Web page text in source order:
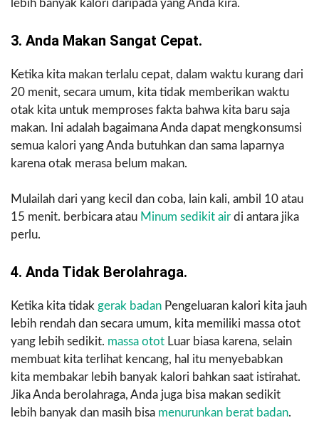
lebih banyak kalori daripada yang Anda kira.
3. Anda Makan Sangat Cepat.
Ketika kita makan terlalu cepat, dalam waktu kurang dari
20 menit, secara umum, kita tidak memberikan waktu
otak kita untuk memproses fakta bahwa kita baru saja
makan. Ini adalah bagaimana Anda dapat mengkonsumsi
semua kalori yang Anda butuhkan dan sama laparnya
karena otak merasa belum makan.
Mulailah dari yang kecil dan coba, lain kali, ambil 10 atau
15 menit. berbicara atau Minum sedikit air di antara jika
perlu.
4. Anda Tidak Berolahraga.
Ketika kita tidak gerak badan Pengeluaran kalori kita jauh
lebih rendah dan secara umum, kita memiliki massa otot
yang lebih sedikit. massa otot Luar biasa karena, selain
membuat kita terlihat kencang, hal itu menyebabkan
kita membakar lebih banyak kalori bahkan saat istirahat.
Jika Anda berolahraga, Anda juga bisa makan sedikit
lebih banyak dan masih bisa menurunkan berat badan.